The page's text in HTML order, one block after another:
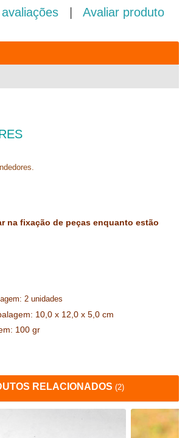
| Avaliar produto
na fixação de peças enquanto estão
2 unidades
10,0 x 12,0 x 5,0 cm
100 gr
RELACIONADOS (2)